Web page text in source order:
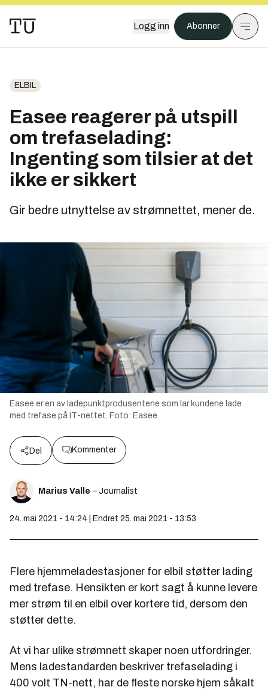
Logg inn Abonner
ELBIL
Easee reagerer på utspill
om trefaselading:
Ingenting som tilsier at det
ikke er sikkert
Gir bedre utnyttelse av strømnettet, mener de.
Easee er en av ladepunktprodusentene som lar kundene lade
med trefase på IT-nettet. Foto: Easee
Del Kommenter
Marius Valle – Journalist
24. mai 2021 - 14:24 | Endret 25. mai 2021 - 13:53
Flere hjemmeladestasjoner for elbil støtter lading
med trefase. Hensikten er kort sagt å kunne levere
mer strøm til en elbil over kortere tid, dersom den
støtter dette.
At vi har ulike strømnett skaper noen utfordringer.
Mens ladestandarden beskriver trefaselading i
400 volt TN-nett, har de fleste norske hjem såkalt